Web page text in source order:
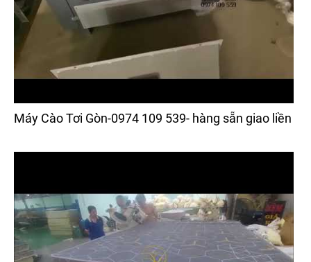
Máy Cào Tơi Gòn-0974 109 539- hàng sẵn giao liền